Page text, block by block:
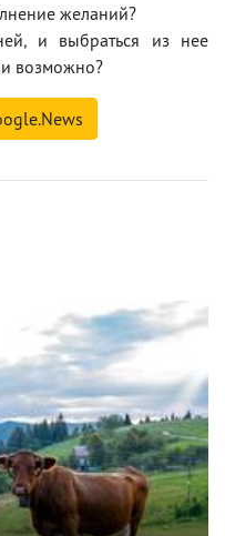
желаний?
и выбраться из нее
возможно?